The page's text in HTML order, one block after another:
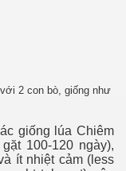
2 con bò, giống như
giống lúa Chiêm
100-120 ngày),
ít nhiệt cảm (less